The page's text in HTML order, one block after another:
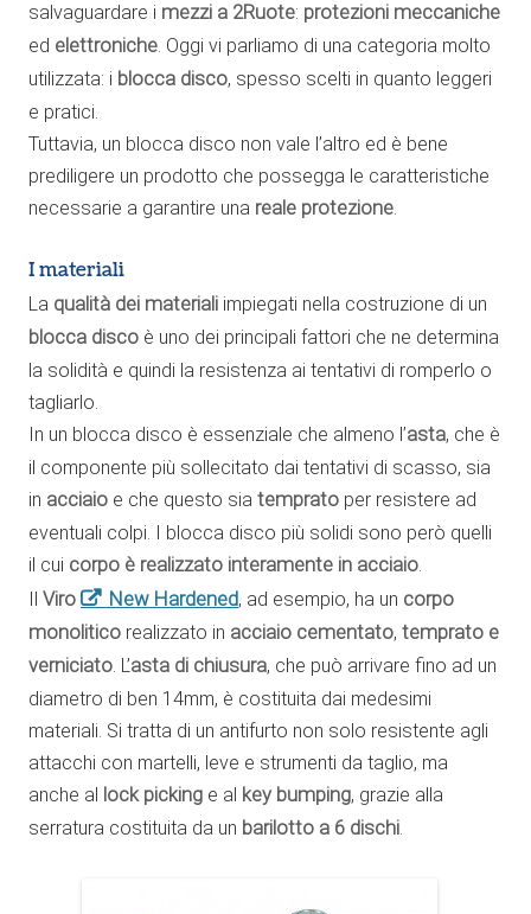
salvaguardare i mezzi a 2Ruote: protezioni meccaniche
ed elettroniche. Oggi vi parliamo di una categoria molto
utilizzata: i blocca disco, spesso scelti in quanto leggeri
e pratici.
Tuttavia, un blocca disco non vale l’altro ed è bene
prediligere un prodotto che possegga le caratteristiche
necessarie a garantire una reale protezione.
I materiali
La qualità dei materiali impiegati nella costruzione di un
blocca disco è uno dei principali fattori che ne determina
la solidità e quindi la resistenza ai tentativi di romperlo o
tagliarlo.
In un blocca disco è essenziale che almeno l’asta, che è
il componente più sollecitato dai tentativi di scasso, sia
in acciaio e che questo sia temprato per resistere ad
eventuali colpi. I blocca disco più solidi sono però quelli
il cui corpo è realizzato interamente in acciaio.
Viro New Hardened, ad esempio, ha un corpo
monolitico realizzato in acciaio cementato, temprato e
verniciato. L’asta di chiusura, che può arrivare fino ad un
diametro di ben 14mm, è costituita dai medesimi
materiali. Si tratta di un antifurto non solo resistente agli
attacchi con martelli, leve e strumenti da taglio, ma
anche al lock picking e al key bumping, grazie alla
serratura costituita da un barilotto a 6 dischi.